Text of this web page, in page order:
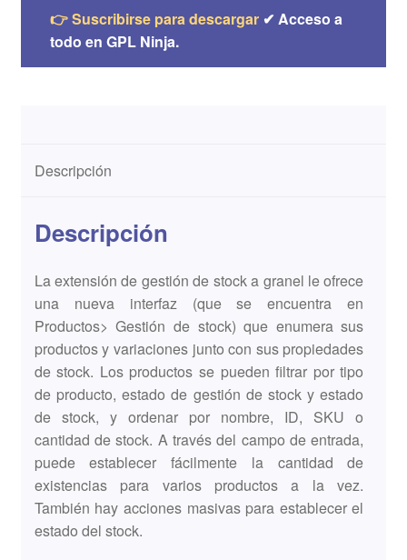
👉 Suscribirse para descargar✔ Acceso a
todo en GPL Ninja.
Descripción
Descripción
La extensión de gestión de stock a granel le ofrece
una nueva interfaz (que se encuentra en
Productos> Gestión de stock) que enumera sus
productos y variaciones junto con sus propiedades
de stock. Los productos se pueden filtrar por tipo
de producto, estado de gestión de stock y estado
de stock, y ordenar por nombre, ID, SKU o
cantidad de stock. A través del campo de entrada,
puede establecer fácilmente la cantidad de
existencias para varios productos a la vez.
También hay acciones masivas para establecer el
estado del stock.